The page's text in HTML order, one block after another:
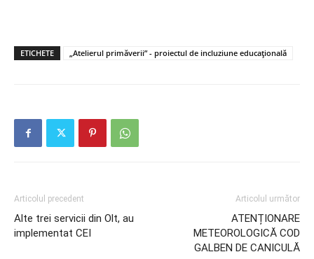
ETICHETE „Atelierul primăverii” - proiectul de incluziune educațională
Articolul precedent
Alte trei servicii din Olt, au
implementat CEI
Articolul următor
ATENȚIONARE
METEOROLOGICĂ COD
GALBEN DE CANICULĂ